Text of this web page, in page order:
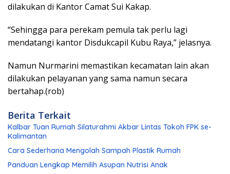
dilakukan di Kantor Camat Sui Kakap.
“Sehingga para perekam pemula tak perlu lagi
mendatangi kantor Disdukcapil Kubu Raya,” jelasnya.
Namun Nurmarini memastikan kecamatan lain akan
dilakukan pelayanan yang sama namun secara
bertahap.(rob)
Berita Terkait
Kalbar Tuan Rumah Silaturahmi Akbar Lintas Tokoh FPK se-
Kalimantan
Cara Sederhana Mengolah Sampah Plastik Rumah
Panduan Lengkap Memilih Asupan Nutrisi Anak